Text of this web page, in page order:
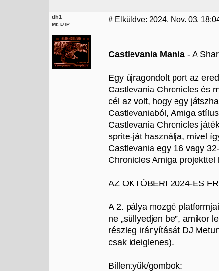
dh1
Mr. DTP
# Elküldve: 2024. Nov. 03.
Castlevania Mania - A
Egy újragondolt port az
Castlevania Chronicles és
cél az volt, hogy egy
Castlevaniaból, Amiga
Castlevania Chronicles
sprite-ját használja, mivel
Castlevania egy 16 vagy
Chronicles Amiga
AZ OKTÓBERI 2024-ES
A 2. pálya mozgó
ne „süllyedjen be”, amikor
részleg irányítását DJ
csak ideiglenes).
Billentyűk/gombok: